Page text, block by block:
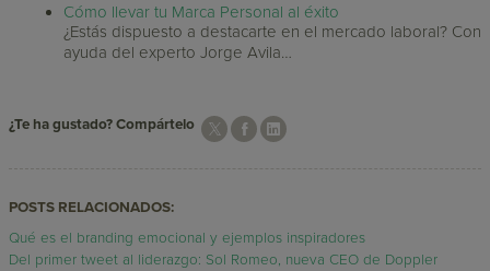
Cómo llevar tu Marca Personal al éxito
¿Estás dispuesto a destacarte en el mercado laboral? Con
ayuda del experto Jorge Avila…
¿Te ha gustado? Compártelo
POSTS RELACIONADOS:
Qué es el branding emocional y ejemplos inspiradores
Del primer tweet al liderazgo: Sol Romeo, nueva CEO de Doppler